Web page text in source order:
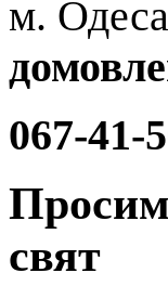
м.
067-41-
свят